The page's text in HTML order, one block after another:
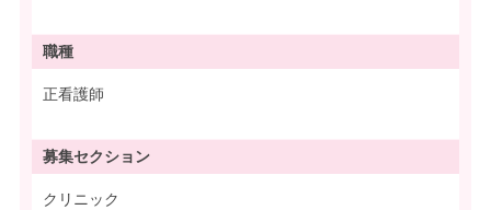
職種
正看護師
募集セクション
クリニック